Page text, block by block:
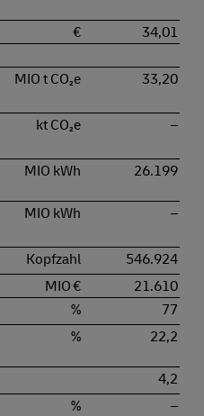
€
34,01
MIO t CO₂e 33,20
kt CO₂e –
MIO kWh 26.199
MIO kWh –
Kopfzahl
546.924
MIO €
21.610
%
77
% 22,2
4,2
% –